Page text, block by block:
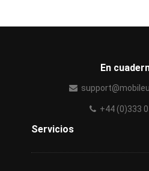
En
+44 (0)333
Servicios